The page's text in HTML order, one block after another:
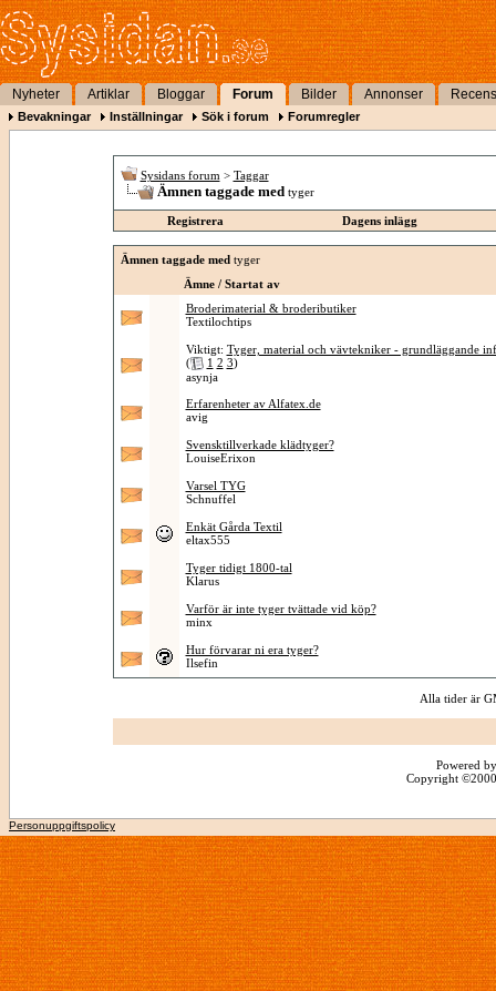
Nyheter Artiklar Bloggar Forum Bilder Annonser
Bevakningar Inställningar Sök i forum Forumregler
Sysidans forum > Taggar
Ämnen taggade med tyger
Registrera Dagens inlägg
Ämnen taggade med tyger
Ämne / Startat av
Broderimaterial & brodeributiker
Textilochtips
Viktigt: Tyger, material och vävtekniker - grundläggande
(
1 2 3)
asynja
Erfarenheter av Alfatex.de
avig
Svensktillverkade klädtyger?
LouiseErixon
Varsel TYG
Schnuffel
Enkät Gårda Textil
eltax555
Tyger tidigt 1800-tal
Klarus
Varför är inte tyger tvättade vid köp?
minx
Hur förvarar ni era tyger?
Ilsefin
Alla tider är
Powered
Copyright
Personuppgiftspolicy